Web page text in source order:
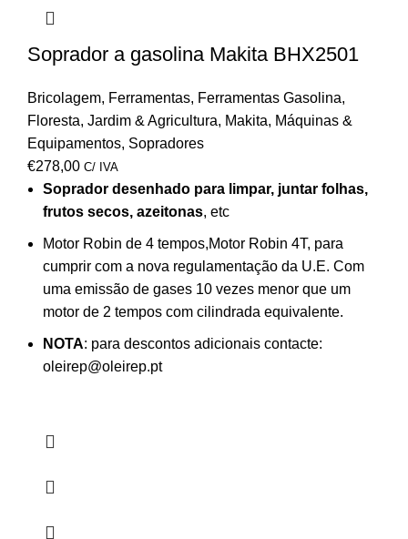
Soprador a gasolina Makita BHX2501
Bricolagem, Ferramentas, Ferramentas Gasolina,
Floresta, Jardim & Agricultura, Makita, Máquinas &
Equipamentos, Sopradores
€278,00 C/ IVA
Soprador desenhado para limpar, juntar folhas,
frutos secos, azeitonas, etc
Motor Robin de 4 tempos,Motor Robin 4T, para
cumprir com a nova regulamentação da U.E. Com
uma emissão de gases 10 vezes menor que um
motor de 2 tempos com cilindrada equivalente.
NOTA: para descontos adicionais contacte:
oleirep@oleirep.pt